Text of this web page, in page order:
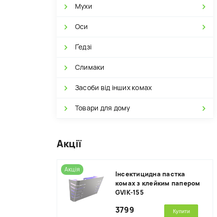
Мухи
Оси
Ґедзі
Слимаки
Засоби від інших комах
Товари для дому
Акції
Акція
Інсектицидна пастка
комах з клейким папером
GVIK-155
3799
Купити